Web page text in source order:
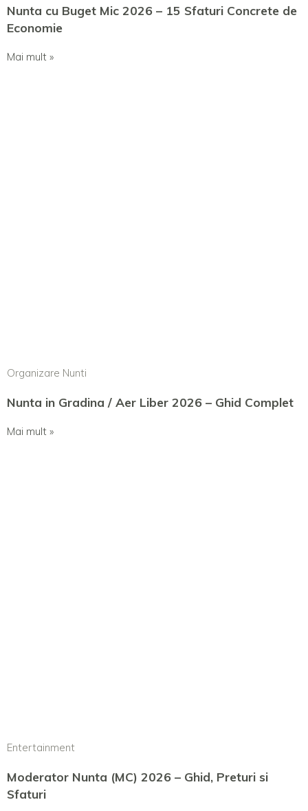
Nunta cu Buget Mic 2026 – 15 Sfaturi Concrete de
Economie
Mai mult »
Organizare Nunti
Nunta in Gradina / Aer Liber 2026 – Ghid Complet
Mai mult »
Entertainment
Moderator Nunta (MC) 2026 – Ghid, Preturi si
Sfaturi